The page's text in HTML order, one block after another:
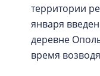
территории
января
деревне
время